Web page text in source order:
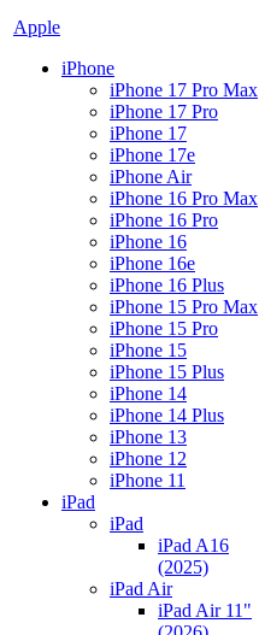
Apple
iPhone
iPhone 17 Pro Max
iPhone 17 Pro
iPhone 17
iPhone 17e
iPhone Air
iPhone 16 Pro Max
iPhone 16 Pro
iPhone 16
iPhone 16e
iPhone 16 Plus
iPhone 15 Pro Max
iPhone 15 Pro
iPhone 15
iPhone 15 Plus
iPhone 14
iPhone 14 Plus
iPhone 13
iPhone 12
iPhone 11
iPad
iPad
iPad A16
(2025)
iPad Air
iPad Air 11"